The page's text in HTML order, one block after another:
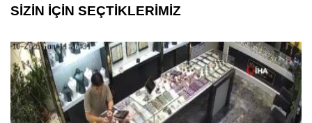
SİZİN İÇİN SEÇTİKLERİMİZ